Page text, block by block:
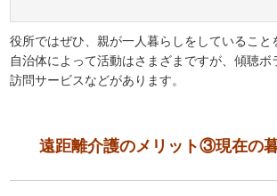
役所ではぜひ、親が一人暮らしをしていること
自治体によって活動はさまざまですが、傾聴ボ
訪問サービスなどがあります。
遠距離介護のメリット③現在の